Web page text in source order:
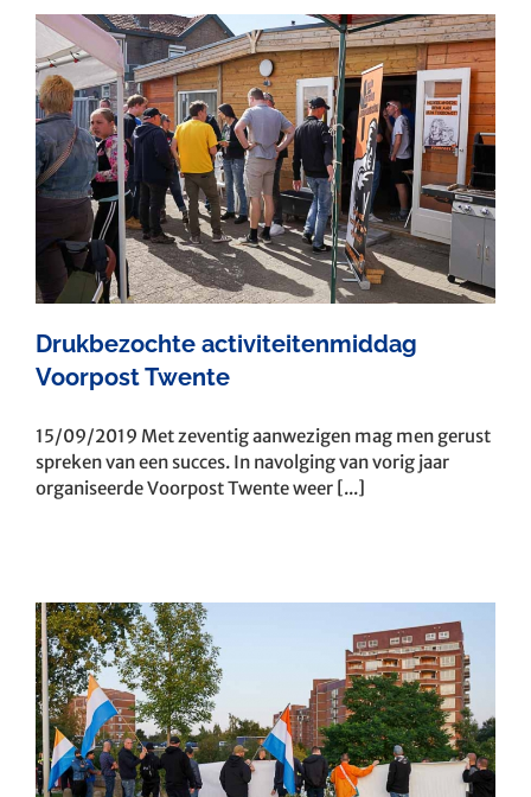
Drukbezochte activiteitenmiddag
Voorpost Twente
15/09/2019 Met zeventig aanwezigen mag men gerust
spreken van een succes. In navolging van vorig jaar
organiseerde Voorpost Twente weer [...]